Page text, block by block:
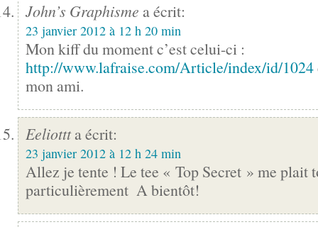
John’s Graphisme a écrit:
23 janvier 2012 à 12 h 20 min
Mon kiff du moment c’est celui-ci :
http://www.lafraise.com/Article/index/id/1024
mon ami.
Eeliottta écrit:
23 janvier 2012 à 12 h 24 min
Allez je tente ! Le tee « Top Secret » me plait
particulièrement A bientôt!